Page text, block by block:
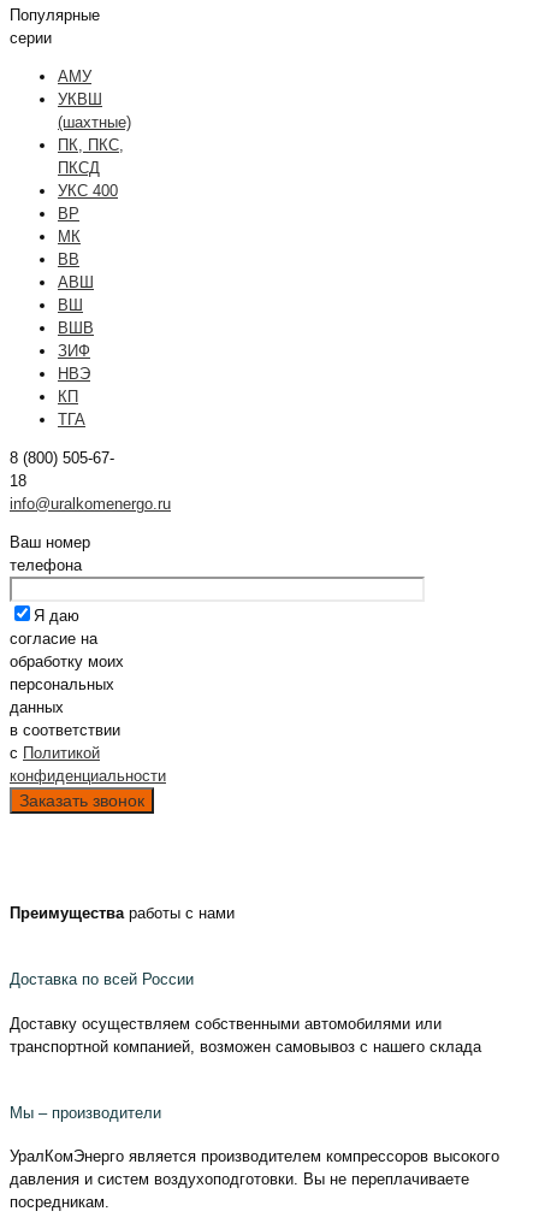
Популярные
серии
АМУ
УКВШ
(шахтные)
ПК, ПКС,
ПКСД
УКС 400
ВР
МК
ВВ
АВШ
ВШ
ВШВ
ЗИФ
НВЭ
КП
ТГА
8 (800) 505-67-
18
info@uralkomenergo.ru
Ваш номер
телефона
Я даю
согласие на
обработку моих
персональных
данных
в соответствии
с Политикой
конфиденциальности
Преимуществаработы с нами
Доставка по всей России
Доставку осуществляем собственными автомобилями или
транспортной компанией, возможен самовывоз с нашего склада
Мы – производители
УралКомЭнерго является производителем компрессоров высокого
давления и систем воздухоподготовки. Вы не переплачиваете
посредникам.